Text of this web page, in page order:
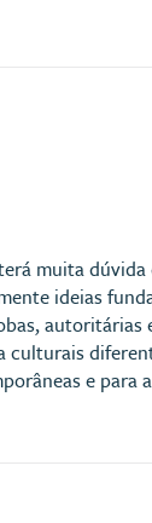
muita dúvida
ideias
autoritárias
culturais
e para